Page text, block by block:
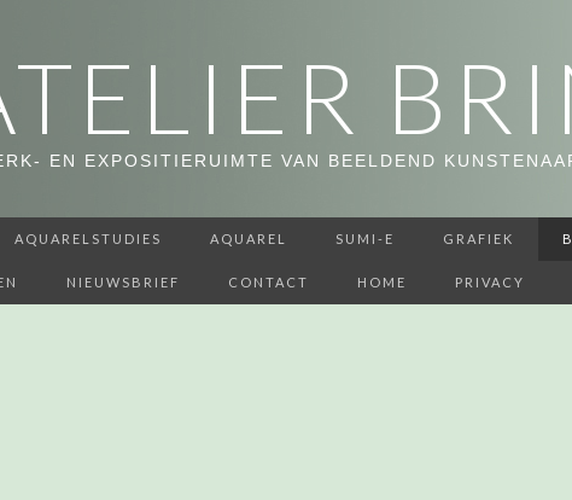
EN EXPOSITIERUIMTE VAN BEELDEND
AQUARELSTUDIES AQUAREL SUMI-E GRAFIEK
NIEUWSBRIEF CONTACT HOME PRIVACY